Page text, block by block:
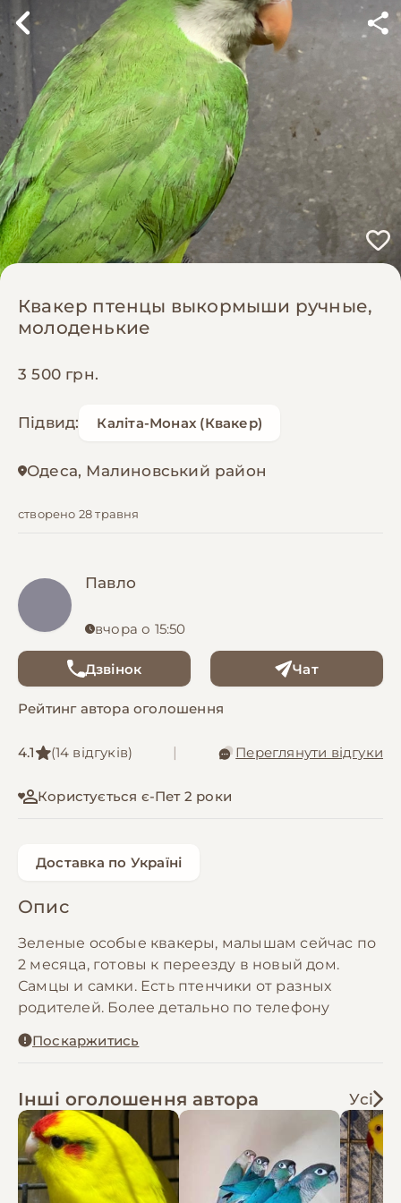
Квакер птенцы выкормыши ручные,
молоденькие
3 500 грн.
Підвид: Каліта-Монах (Квакер)
Одеса, Малиновський район
створено 28 травня
Павло
вчора о 15:50
Дзвінок Чат
Рейтинг автора оголошення
4.1 (14 відгуків) Переглянути відгуки
Користується є-Пет 2 роки
Доставка по Україні
Опис
Зеленые особые квакеры, малышам сейчас по
2 месяца, готовы к переезду в новый дом.
Самцы и самки. Есть птенчики от разных
родителей. Более детально по телефону
Поскаржитись
Інші оголошення автора Усі